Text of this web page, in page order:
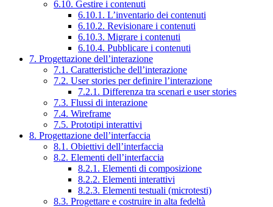
6.10. Gestire i contenuti
6.10.1. L’inventario dei contenuti
6.10.2. Revisionare i contenuti
6.10.3. Migrare i contenuti
6.10.4. Pubblicare i contenuti
7. Progettazione dell’interazione
7.1. Caratteristiche dell’interazione
7.2. User stories per definire l’interazione
7.2.1. Differenza tra scenari e user stories
7.3. Flussi di interazione
7.4. Wireframe
7.5. Prototipi interattivi
8. Progettazione dell’interfaccia
8.1. Obiettivi dell’interfaccia
8.2. Elementi dell’interfaccia
8.2.1. Elementi di composizione
8.2.2. Elementi interattivi
8.2.3. Elementi testuali (microtesti)
8.3. Progettare e costruire in alta fedeltà